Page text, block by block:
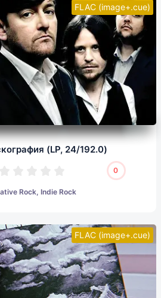
FLAC (image+.cue)
(LP, 24/192.0)
0
Rock, Indie Rock
FLAC (image+.cue)